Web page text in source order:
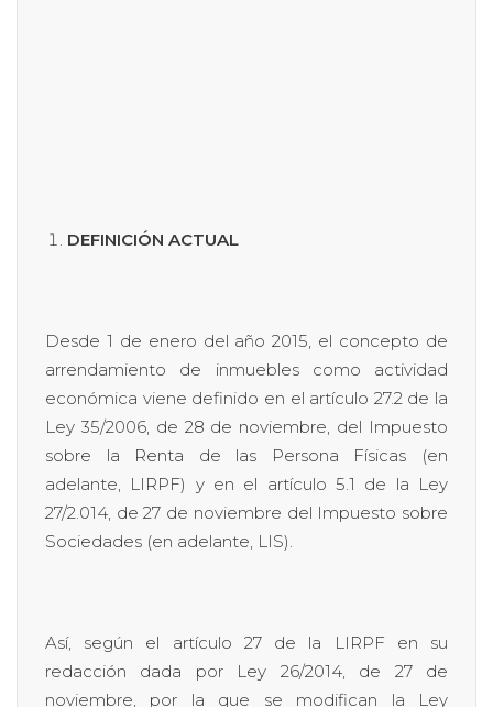
DEFINICIÓN ACTUAL
Desde 1 de enero del año 2015, el concepto de
arrendamiento de inmuebles como actividad
económica viene definido en el artículo 27.2 de la
Ley 35/2006, de 28 de noviembre, del Impuesto
sobre la Renta de las Persona Físicas (en
adelante, LIRPF) y en el artículo 5.1 de la Ley
27/2.014, de 27 de noviembre del Impuesto sobre
Sociedades (en adelante, LIS).
Así, según el artículo 27 de la LIRPF en su
redacción dada por Ley 26/2014, de 27 de
noviembre, por la que se modifican la Ley